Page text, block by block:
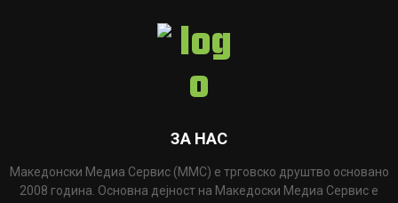
ЗА НАС
Македонски Медиа Сервис (ММС) е трговско друштво основано
2008 година. Основна дејност на Македоски Медиа Сервис е